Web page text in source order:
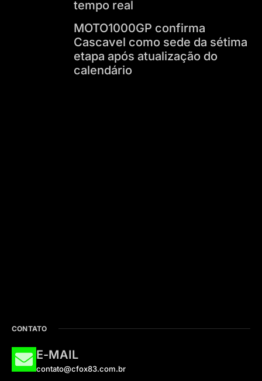
tempo real
MOTO1000GP confirma
Cascavel como sede da sétima
etapa após atualização do
calendário
CONTATO
E-MAIL
contato@cfox83.com.br